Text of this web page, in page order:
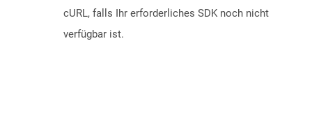
cURL, falls Ihr erforderliches SDK noch nicht
verfügbar ist.